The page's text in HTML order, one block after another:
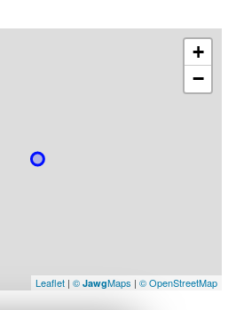
+
−
Leaflet | © JawgMaps | © OpenStreetMap